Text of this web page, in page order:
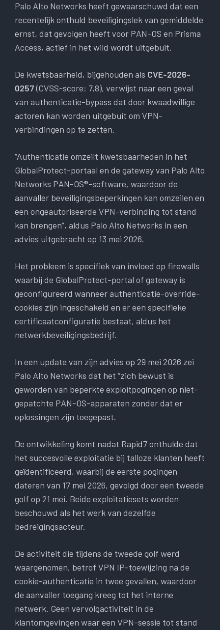
Palo Alto Networks heeft gewaarschuwd dat een
recentelijk onthuld beveiligingslek van gemiddelde
ernst, dat gevolgen heeft voor PAN-OS en Prisma
Access, actief in het wild wordt uitgebuit.
De kwetsbaarheid, bijgehouden als CVE-2026-
0257(CVSS-score: 7,8), verwijst naar een geval
van authenticatie-bypass dat door kwaadwillige
actoren kan worden uitgebuit om VPN-
verbindingen op te zetten.
“Authenticatie omzeilt kwetsbaarheden in het
GlobalProtect-portaal en de gateway van Palo Alto
Networks PAN-OS®-software, waardoor de
aanvaller beveiligingsbeperkingen kan omzeilen en
een ongeautoriseerde VPN-verbinding tot stand
kan brengen”, aldus Palo Alto Networks in een
advies uitgebracht op 13 mei 2026.
Het probleem is specifiek van invloed op firewalls
waarbij de GlobalProtect-portal of gateway is
geconfigureerd wanneer authenticatie-override-
cookies zijn ingeschakeld en er een specifieke
certificaatconfiguratie bestaat, aldus het
netwerkbeveiligingsbedrijf.
In een update van zijn advies op 29 mei 2026 zei
Palo Alto Networks dat het “zich bewust is
geworden van beperkte exploitpogingen op niet-
gepatchte PAN-OS-apparaten zonder dat er
oplossingen zijn toegepast.
De ontwikkeling komt nadat Rapid7 onthulde dat
het succesvolle exploitatie bij talloze klanten heeft
geïdentificeerd, waarbij de eerste pogingen
dateren van 17 mei 2026, gevolgd door een tweede
golf op 21 mei. Beide exploitatiesets worden
beschouwd als het werk van dezelfde
bedreigingsacteur.
De activiteit die tijdens de tweede golf werd
waargenomen, betrof VPN IP-toewijzing na de
cookie-authenticatie in twee gevallen, waardoor
de aanvaller toegang kreeg tot het interne
netwerk. Geen vervolgactiviteit in de
klantomgevingen waar een VPN-sessie tot stand